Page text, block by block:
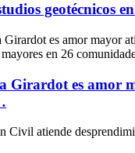
geotécnicos
Girardot es amor